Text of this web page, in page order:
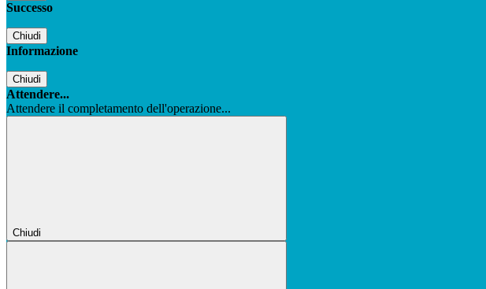
Successo
Chiudi
Informazione
Chiudi
Attendere...
Attendere il completamento dell'operazione...
Chiudi